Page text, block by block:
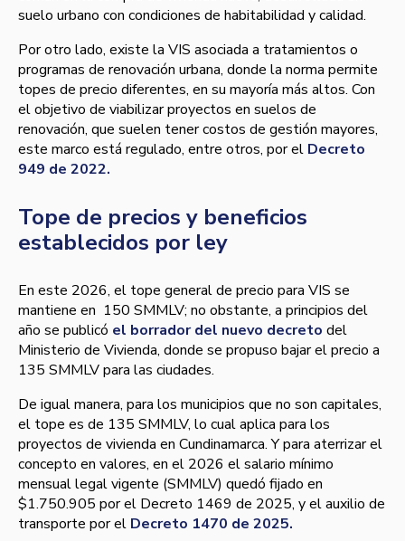
suelo urbano con condiciones de habitabilidad y calidad.
Por otro lado, existe la VIS asociada a tratamientos o
programas de renovación urbana, donde la norma permite
topes de precio diferentes, en su mayoría más altos. Con
el objetivo de viabilizar proyectos en suelos de
renovación, que suelen tener costos de gestión mayores,
este marco está regulado, entre otros, por el Decreto
949 de 2022.
Tope de precios y beneficios
establecidos por ley
En este 2026, el tope general de precio para VIS se
mantiene en 150 SMMLV; no obstante, a principios del
año se publicó el borrador del nuevo decreto del
Ministerio de Vivienda, donde se propuso bajar el precio a
135 SMMLV para las ciudades.
De igual manera, para los municipios que no son capitales,
el tope es de 135 SMMLV, lo cual aplica para los
proyectos de vivienda en Cundinamarca. Y para aterrizar el
concepto en valores, en el 2026 el salario mínimo
mensual legal vigente (SMMLV) quedó fijado en
$1.750.905 por el Decreto 1469 de 2025, y el auxilio de
transporte por el Decreto 1470 de 2025.